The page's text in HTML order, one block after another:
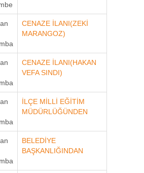
CENAZE İLANI(ZEKİ
MARANGOZ)
CENAZE İLANI(HAKAN
VEFA SINDI)
İLÇE MİLLİ EĞİTİM
MÜDÜRLÜĞÜNDEN
BELEDİYE
BAŞKANLIĞINDAN